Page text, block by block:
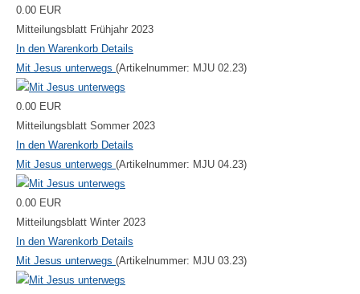
0.00 EUR
Mitteilungsblatt Frühjahr 2023
In den Warenkorb Details
Mit Jesus unterwegs (Artikelnummer: MJU 02.23)
0.00 EUR
Mitteilungsblatt Sommer 2023
In den Warenkorb Details
Mit Jesus unterwegs (Artikelnummer: MJU 04.23)
0.00 EUR
Mitteilungsblatt Winter 2023
In den Warenkorb Details
Mit Jesus unterwegs (Artikelnummer: MJU 03.23)